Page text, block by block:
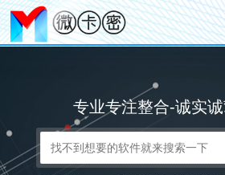
专业专注整合-诚实诚